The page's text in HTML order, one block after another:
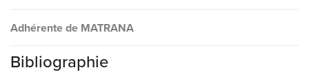
Adhérente de MATRANA
Bibliographie